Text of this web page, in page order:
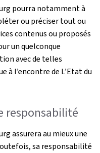
pourra notamment à
ou préciser tout ou
contenus ou proposés
un quelconque
avec de telles
à l’encontre de L’Etat du
responsabilité
assurera au mieux une
sa responsabilité